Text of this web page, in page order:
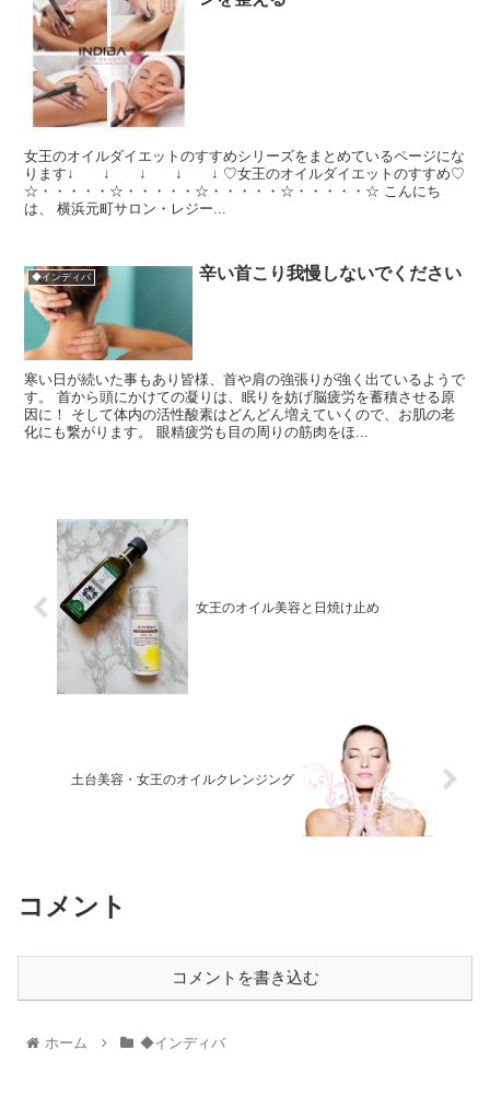
女王のオイルダイエットのすすめシリーズをまとめているページにな
ります↓ ↓ ↓ ↓ ↓ ♡女王のオイルダイエットのすすめ♡
☆・・・・・☆・・・・・☆・・・・・☆・・・・・☆ こんにち
は、 横浜元町サロン・レジー...
◆インディバ 辛い首こり我慢しないでください
寒い日が続いた事もあり皆様、首や肩の強張りが強く出ているようで
す。 首から頭にかけての凝りは、眠りを妨げ脳疲労を蓄積させる原
因に！ そして体内の活性酸素はどんどん増えていくので、お肌の老
化にも繋がります。 眼精疲労も目の周りの筋肉をほ...
女王のオイル美容と日焼け止め
土台美容・女王のオイルクレンジング
コメント
コメントを書き込む
ホーム ◆インディバ